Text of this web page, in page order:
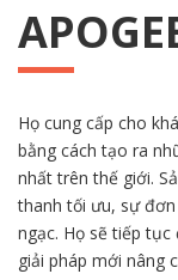
Họ cung cấp cho
bằng cách tạo ra
nhất trên thế giới.
thanh tối ưu, sự
ngạc. Họ sẽ tiếp
giải pháp mới nâng